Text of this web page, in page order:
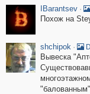
IBarantsev ·
Похож на
shchipok ·
Вывеска